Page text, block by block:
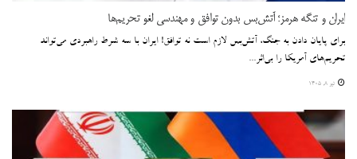
ایران و تنگه هرمز؛ آتش‌بس بدون توافق و مهندسی لغو تحریم‌ها
برای پایان دادن به جنگ، آتش‌بس لازم است نه توافق! ایران با سه شرط راهبردی می‌تواند
تحریم‌های آمریکا را بی‌اثر...
تیر ۸, ۱۴۰۵